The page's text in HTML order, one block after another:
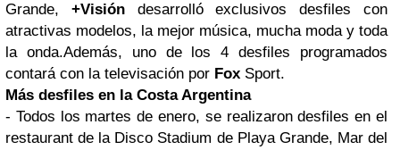
Grande, +Visióndesarrolló exclusivos desfiles con
atractivas modelos, la mejor música, mucha moda y toda
la onda.Además, uno de los 4 desfiles programados
contará con la televisación por Fox Sport.
Más desfiles en la Costa Argentina
- Todos los martes de enero, se realizaron desfiles en el
restaurant de la Disco Stadium de Playa Grande, Mar del